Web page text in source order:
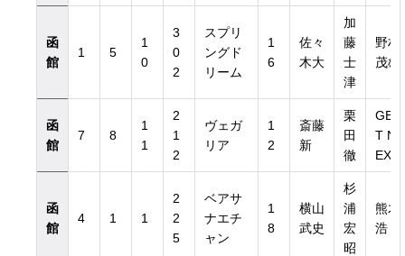
函
館
1 5
1
0
3
0
2
スプリ
ングド
リーム
1
6
佐々
木大
加
藤
士
津
野村
茂雄
函
館
7 8
1
1
2
1
2
ヴェガ
リア
1
2
斎藤
新
栗
田
徹
GE
T N
EXT
函
館
4 1 1
2
2
5
ベアサ
ナエチ
ャン
1
8
横山
武史
杉
浦
宏
昭
熊木
浩